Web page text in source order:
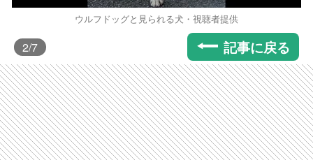
ウルフドッグと見られる犬・視聴者提供
2/7 記事に戻る